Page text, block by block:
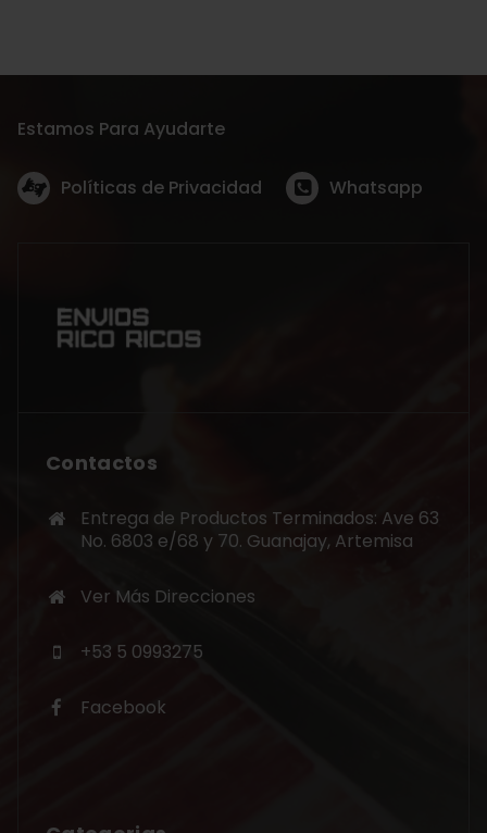
Estamos Para Ayudarte
Políticas de Privacidad Whatsapp
Contactos
Entrega de Productos Terminados: Ave 63
No. 6803 e/68 y 70. Guanajay, Artemisa
Ver Más Direcciones
+53 5 0993275
Facebook